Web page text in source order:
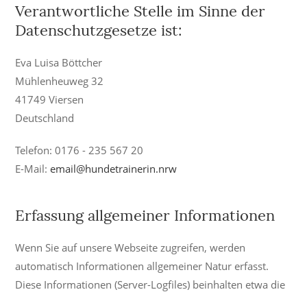
Verantwortliche Stelle im Sinne der
Datenschutzgesetze ist:
Eva Luisa Böttcher
Mühlenheuweg 32
41749 Viersen
Deutschland
Telefon: 0176 - 235 567 20
E-Mail:email@hundetrainerin.nrw
Erfassung allgemeiner Informationen
Wenn Sie auf unsere Webseite zugreifen, werden
automatisch Informationen allgemeiner Natur erfasst.
Diese Informationen (Server-Logfiles) beinhalten etwa die